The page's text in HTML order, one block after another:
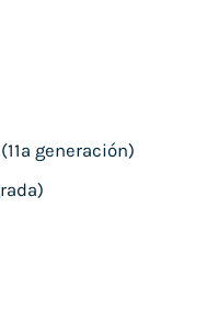
generación)